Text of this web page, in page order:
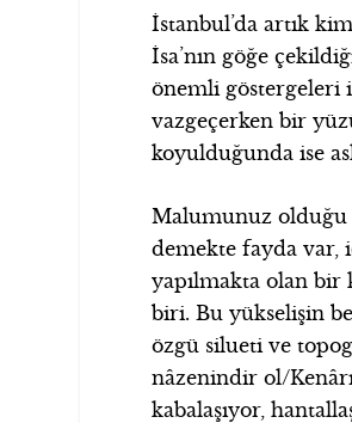
İstanbul’da artık
İsa’nın göğe
önemli göstergeleri
vazgeçerken bir
koyulduğunda ise
Malumunuz olduğu
demekte fayda var,
yapılmakta olan bir
biri. Bu yükselişin
özgü silueti ve
nâzenindir ol/
kabalaşıyor,